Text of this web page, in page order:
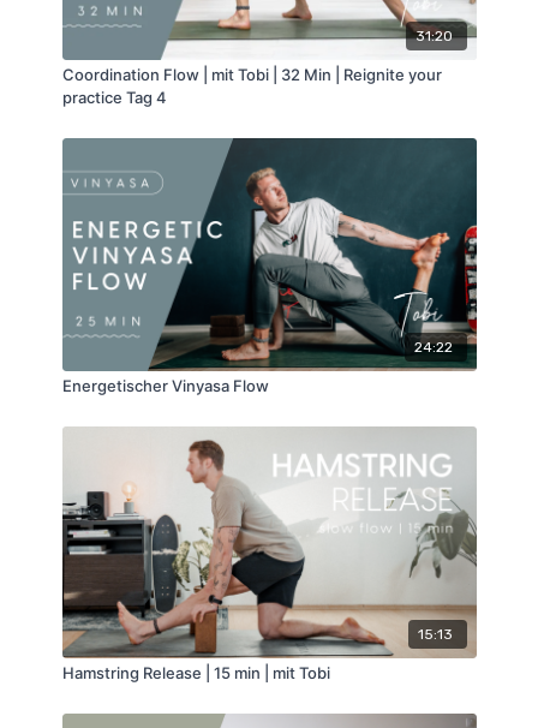
31:20
Coordination Flow | mit Tobi | 32 Min | Reignite your
practice Tag 4
24:22
Energetischer Vinyasa Flow
15:13
Hamstring Release | 15 min | mit Tobi